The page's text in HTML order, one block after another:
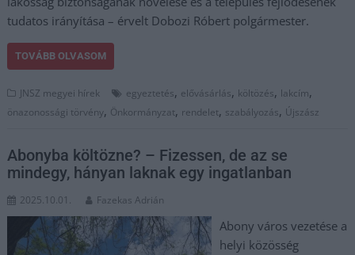
tudatos irányítása – érvelt Dobozi Róbert polgármester.
TOVÁBB OLVASOM
JNSZ megyei hírek egyeztetés, elővásárlás, költözés, lakcím,
önazonossági törvény, Önkormányzat, rendelet, szabályozás, Újszász
Abonyba költözne? – Fizessen, de az se
mindegy, hányan laknak egy ingatlanban
2025.10.01. Fazekas Adrián
Abony város vezetése a
helyi közösség